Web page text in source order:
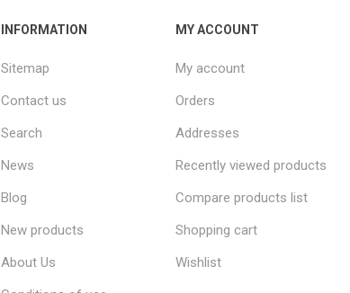
INFORMATION
Sitemap
Contact us
Search
News
Blog
New products
About Us
MY ACCOUNT
My account
Orders
Addresses
Recently viewed products
Compare products list
Shopping cart
Wishlist